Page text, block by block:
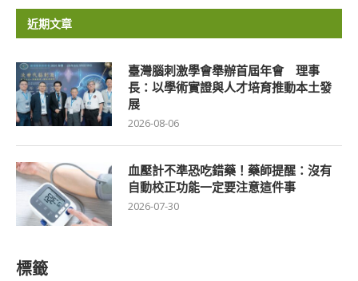
近期文章
臺灣腦刺激學會舉辦首屆年會 理事
長：以學術實證與人才培育推動本土發
展
2026-08-06
血壓計不準恐吃錯藥！藥師提醒：沒有
自動校正功能一定要注意這件事
2026-07-30
標籤